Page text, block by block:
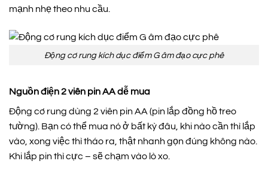
mạnh nhẹ theo nhu cầu.
Động cơ rung kích dục điểm G âm đạo cực phê
Nguồn điện 2 viên pin AA dễ mua
Động cơ rung dùng 2 viên pin AA (pin lắp đồng hồ treo
tường). Bạn có thể mua nó ở bất kỳ đâu, khi nào cần thì lắp
vào, xong việc thì tháo ra, thật nhanh gọn đúng không nào.
Khi lắp pin thì cực – sẽ chạm vào lò xo.